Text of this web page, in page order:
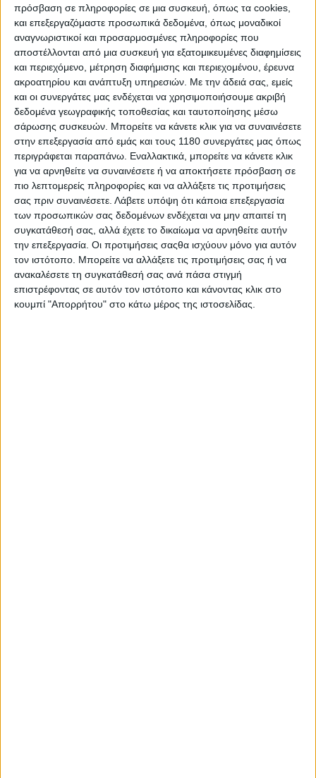
πρόσβαση σε πληροφορίες σε μια συσκευή, όπως τα cookies,
και επεξεργαζόμαστε προσωπικά δεδομένα, όπως μοναδικοί
αναγνωριστικοί και προσαρμοσμένες πληροφορίες που
αποστέλλονται από μια συσκευή για εξατομικευμένες διαφημίσεις
και περιεχόμενο, μέτρηση διαφήμισης και περιεχομένου, έρευνα
ακροατηρίου και ανάπτυξη υπηρεσιών. Με την άδειά σας, εμείς
και οι συνεργάτες μας ενδέχεται να χρησιμοποιήσουμε ακριβή
δεδομένα γεωγραφικής τοποθεσίας και ταυτοποίησης μέσω
σάρωσης συσκευών. Μπορείτε να κάνετε κλικ για να συναινέσετε
στην επεξεργασία από εμάς και τους 1180 συνεργάτες μας όπως
περιγράφεται παραπάνω. Εναλλακτικά, μπορείτε να κάνετε κλικ
για να αρνηθείτε να συναινέσετε ή να αποκτήσετε πρόσβαση σε
πιο λεπτομερείς πληροφορίες και να αλλάξετε τις προτιμήσεις
σας πριν συναινέσετε. Λάβετε υπόψη ότι κάποια επεξεργασία
των προσωπικών σας δεδομένων ενδέχεται να μην απαιτεί τη
συγκατάθεσή σας, αλλά έχετε το δικαίωμα να αρνηθείτε αυτήν
την επεξεργασία. Οι προτιμήσεις σαςθα ισχύουν μόνο για αυτόν
τον ιστότοπο. Μπορείτε να αλλάξετε τις προτιμήσεις σας ή να
ανακαλέσετε τη συγκατάθεσή σας ανά πάσα στιγμή
επιστρέφοντας σε αυτόν τον ιστότοπο και κάνοντας κλικ στο
κουμπί "Απορρήτου" στο κάτω μέρος της ιστοσελίδας.